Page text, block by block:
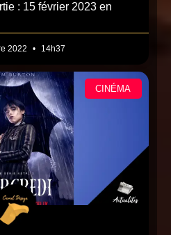
: 15 février 2023 en
2022 14h37
CINÉMA